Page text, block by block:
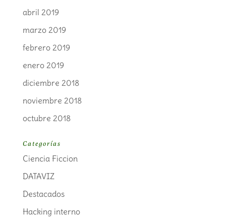
abril 2019
marzo 2019
febrero 2019
enero 2019
diciembre 2018
noviembre 2018
octubre 2018
Categorías
Ciencia Ficcion
DATAVIZ
Destacados
Hacking interno